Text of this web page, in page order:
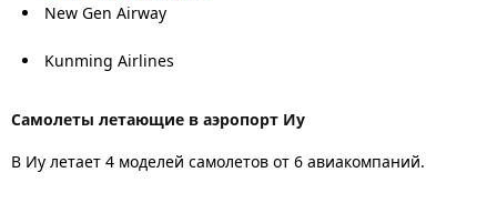
New Gen Airway
Kunming Airlines
Самолеты летающие в аэропорт Иу
В Иу летает 4 моделей самолетов от 6 авиакомпаний.